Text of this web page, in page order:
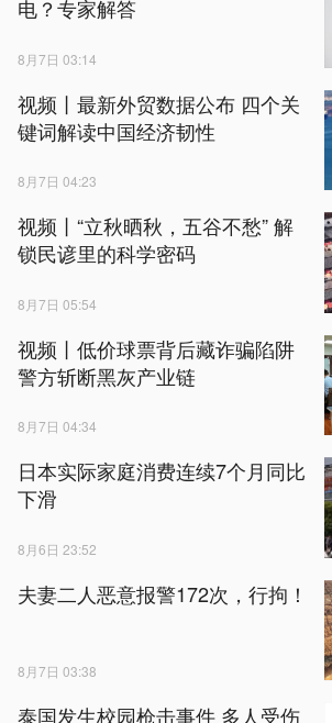
电？专家解答
8月7日 03:14
视频丨最新外贸数据公布 四个关
键词解读中国经济韧性
8月7日 04:23
视频丨“立秋晒秋，五谷不愁” 解
锁民谚里的科学密码
8月7日 05:54
视频丨低价球票背后藏诈骗陷阱
警方斩断黑灰产业链
8月7日 04:34
日本实际家庭消费连续7个月同比
下滑
8月6日 23:52
夫妻二人恶意报警172次，行拘！
8月7日 03:38
泰国发生校园枪击事件 多人受伤